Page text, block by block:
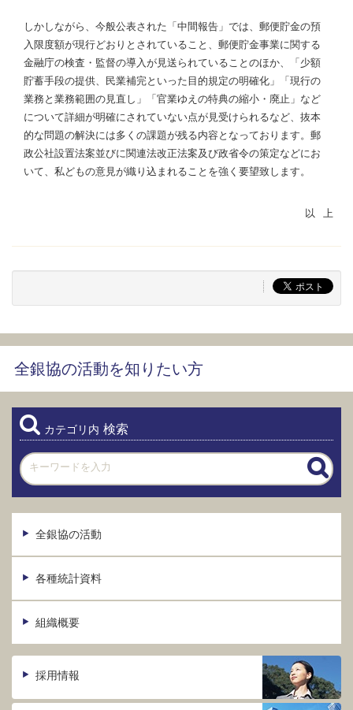
しかしながら、今般公表された「中間報告」では、郵便貯金の預
入限度額が現行どおりとされていること、郵便貯金事業に関する
金融庁の検査・監督の導入が見送られていることのほか、「少額
貯蓄手段の提供、民業補完といった目的規定の明確化」「現行の
業務と業務範囲の見直し」「官業ゆえの特典の縮小・廃止」など
について詳細が明確にされていない点が見受けられるなど、抜本
的な問題の解決には多くの課題が残る内容となっております。郵
政公社設置法案並びに関連法改正法案及び政省令の策定などにお
いて、私どもの意見が織り込まれることを強く要望致します。
全銀協の活動を知りたい方
カテゴリ内 検索
全銀協の活動
各種統計資料
組織概要
採用情報